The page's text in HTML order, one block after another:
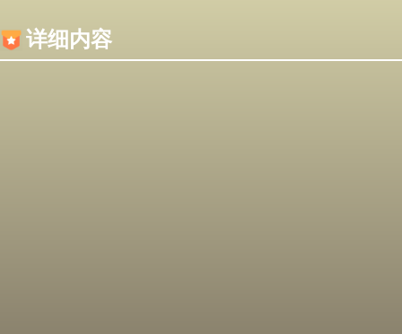
详细内容